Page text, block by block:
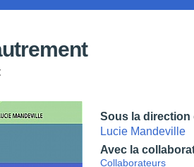
Sous la direction
Lucie Mandeville
Avec la
Collaborateurs